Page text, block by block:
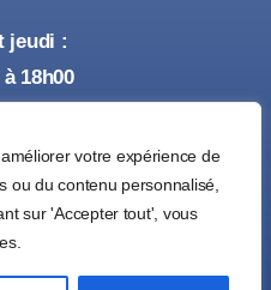
votre expérience de
ou du contenu personnalisé,
sur 'Accepter tout', vous
jeudi :
18h00
17h00
•Mentions Légales